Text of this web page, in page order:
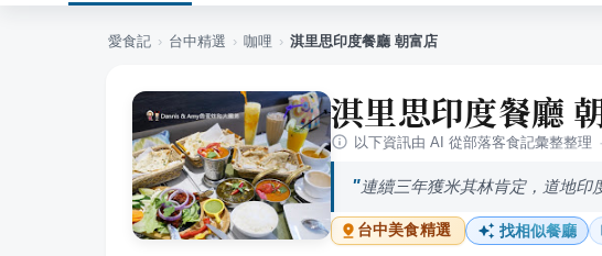
愛食記 › 台中精選 › 咖哩 › 淇里思印度餐廳 朝富店
淇里思印度餐廳
以下資訊由 AI 從部落客食記彙整整理 ·
連續三年獲米其林肯定，道地印
台中美食精選 找相似餐廳